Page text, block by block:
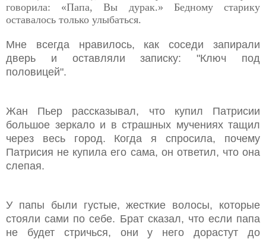
говорила: «Папа, Вы дурак.» Бедному старику
оставалось только улыбаться.
Мне всегда нравилось, как соседи запирали
дверь и оставляли записку: "Ключ под
половицей".
Жан Пьер рассказывал, что купил Патрисии
большое зеркало и в страшных мучениях тащил
через весь город. Когда я спросила, почему
Патрисия не купила его сама, он ответил, что она
слепая.
У папы были густые, жесткие волосы, которые
стояли сами по себе. Брат сказал, что если папа
не будет стричься, они у него дорастут до